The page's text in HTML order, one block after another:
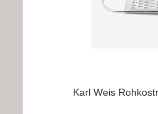
Karl Weis